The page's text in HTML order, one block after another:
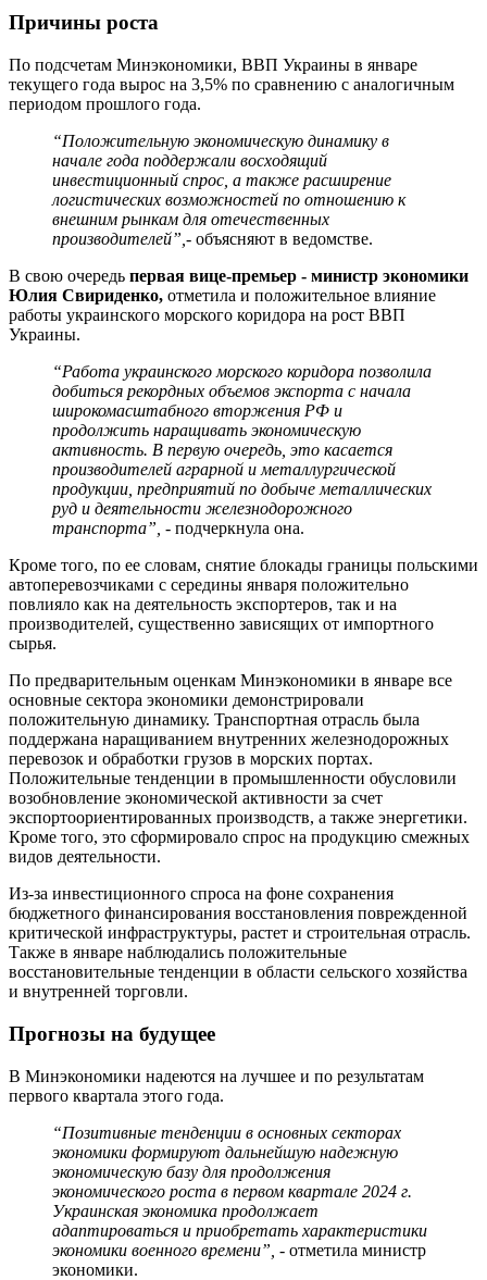
Причины роста
По подсчетам Минэкономики, ВВП Украины в январе
текущего года вырос на 3,5% по сравнению с аналогичным
периодом прошлого года.
“Положительную экономическую динамику в
начале года поддержали восходящий
инвестиционный спрос, а также расширение
логистических возможностей по отношению к
внешним рынкам для отечественных
производителей”, - объясняют в ведомстве.
В свою очередь первая вице-премьер - министр экономики
Юлия Свириденко, отметила и положительное влияние
работы украинского морского коридора на рост ВВП
Украины.
“Работа украинского морского коридора позволила
добиться рекордных объемов экспорта с начала
широкомасштабного вторжения РФ и
продолжить наращивать экономическую
активность. В первую очередь, это касается
производителей аграрной и металлургической
продукции, предприятий по добыче металлических
руд и деятельности железнодорожного
транспорта”, - подчеркнула она.
Кроме того, по ее словам, снятие блокады границы польскими
автоперевозчиками с середины января положительно
повлияло как на деятельность экспортеров, так и на
производителей, существенно зависящих от импортного
сырья.
По предварительным оценкам Минэкономики в январе все
основные сектора экономики демонстрировали
положительную динамику. Транспортная отрасль была
поддержана наращиванием внутренних железнодорожных
перевозок и обработки грузов в морских портах.
Положительные тенденции в промышленности обусловили
возобновление экономической активности за счет
экспортоориентированных производств, а также энергетики.
Кроме того, это сформировало спрос на продукцию смежных
видов деятельности.
Из-за инвестиционного спроса на фоне сохранения
бюджетного финансирования восстановления поврежденной
критической инфраструктуры, растет и строительная отрасль.
Также в январе наблюдались положительные
восстановительные тенденции в области сельского хозяйства
и внутренней торговли.
Прогнозы на будущее
В Минэкономики надеются на лучшее и по результатам
первого квартала этого года.
“Позитивные тенденции в основных секторах
экономики формируют дальнейшую надежную
экономическую базу для продолжения
экономического роста в первом квартале 2024 г.
Украинская экономика продолжает
адаптироваться и приобретать характеристики
экономики военного времени”, - отметила министр
экономики.